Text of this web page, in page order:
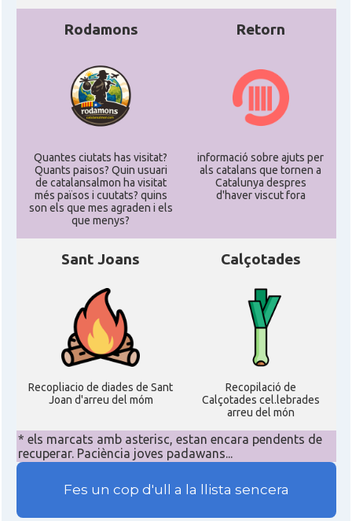
Rodamons
Quantes ciutats has visitat?
Quants paisos? Quin usuari
de catalansalmon ha visitat
més països i cuutats? quins
son els que mes agraden i els
que menys?
Retorn
informació sobre ajuts per
als catalans que tornen a
Catalunya despres
d'haver viscut fora
Sant Joans
Recopliacio de diades de Sant
Joan d'arreu del móm
Calçotades
Recopilació de
Calçotades cel.lebrades
arreu del món
* els marcats amb asterisc, estan encara pendents de
recuperar. Paciència joves padawans...
Fes un cop d'ull a la llista sencera